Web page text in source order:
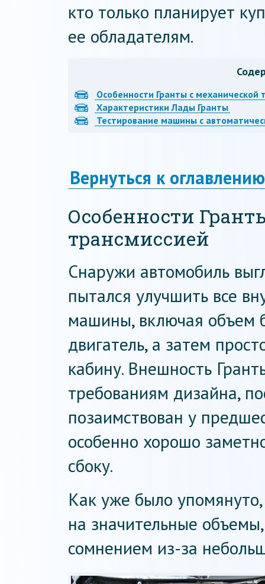
кто только планирует
ее обладателям.
Особенности Гранты с механической
Характеристики Лады Гранты
Тестирование машины с
Вернуться к оглавлению
Особенности
трансмиссией
Снаружи автомобиль
пытался улучшить все
машины, включая объем
двигатель, а затем
кабину. Внешность
требованиям дизайна,
позаимствован у
особенно хорошо
сбоку.
Как уже было
на значительные
сомнением из-за